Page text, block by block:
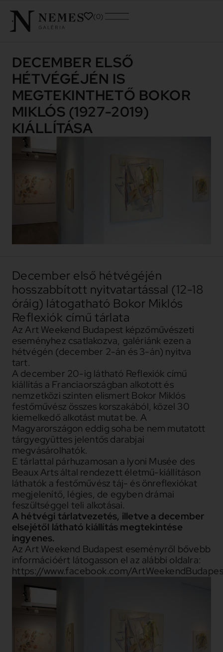
0
DECEMBER ELSŐ
HÉTVÉGÉJÉN IS
MEGTEKINTHETŐ BOKOR
MIKLÓS (1927-2019)
KIÁLLÍTÁSA
December első hétvégéjén
hosszabbított nyitvatartással (12-18
óráig) látogatható Bokor Miklós
Reflexiók című tárlata
Az Art Weekend Budapest képzőművészeti
eseményhez csatlakozva, galériánk ezen a
hétvégén (december 2-án és 3-án) nyitva
tart.
A december 20-ig látható Reflexiók című
kiállítás a Franciaországban alkotott és
nemzetközi szinten elismert Bokor Miklós
festőművész összes korszakából, közel 30
kiemelkedő alkotást mutat be. A
Magyarországon eddig soha be nem mutatott
tárgyegyüttes jelentős darabjai
megvásárolhatók.
E tárlattal párhuzamosan a lyoni Musée des
Beaux Arts által rendezett életmű-kiállításon
láthatók a festőművész táj- és önreflexiókat
megjelenítő, légies, de egyben drámai
feszültséggel teli alkotásai.
A hétvégi tárlatvezetés, illetve a december
elsejétől látható kiállítás megtekintése
ingyenes.
Az Art Weekend Budapest eseményről bővebb
információért látogasson el az alábbi oldalra:
https://www.facebook.com/